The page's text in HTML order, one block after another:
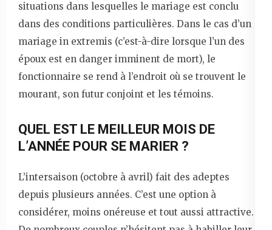
situations dans lesquelles le mariage est conclu
dans des conditions particulières. Dans le cas d’un
mariage in extremis (c’est-à-dire lorsque l’un des
époux est en danger imminent de mort), le
fonctionnaire se rend à l’endroit où se trouvent le
mourant, son futur conjoint et les témoins.
QUEL EST LE MEILLEUR MOIS DE
L’ANNÉE POUR SE MARIER ?
L’intersaison (octobre à avril) fait des adeptes
depuis plusieurs années. C’est une option à
considérer, moins onéreuse et tout aussi attractive.